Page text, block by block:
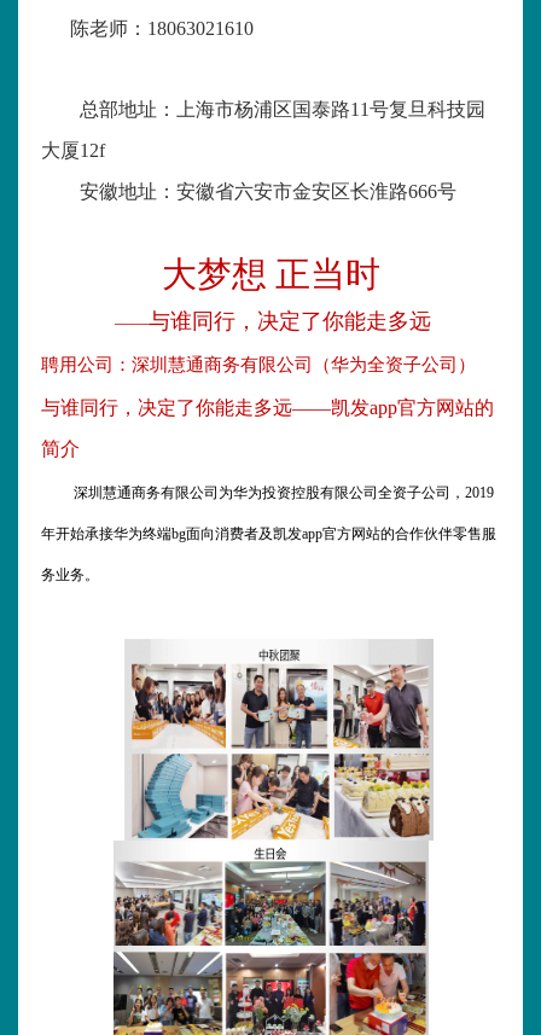
陈老师： 18063021610
总部地址：上海市杨浦区国泰路11号复旦科技园
大厦12f
安徽地址：安徽省六安市金安区长淮路666号
大梦想 正当时
——与谁同行，决定了你能走多远
聘用公司：深圳慧通商务有限公司（华为全资子公司）
与谁同行，决定了你能走多远——凯发app官方网站的
简介
深圳慧通商务有限公司为华为投资控股有限公司全资子公司，2019
年开始承接华为终端bg面向消费者及凯发app官方网站的合作伙伴零售服
务业务。